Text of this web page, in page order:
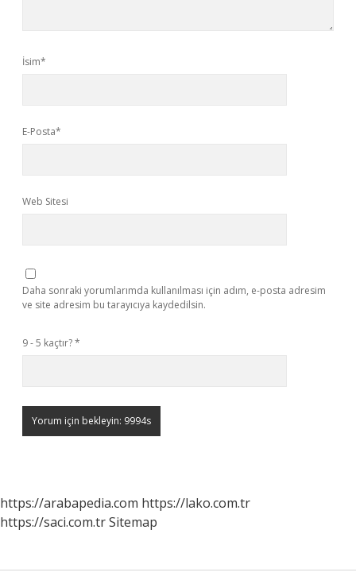
İsim*
E-Posta*
Web Sitesi
Daha sonraki yorumlarımda kullanılması için adım, e-posta adresim
ve site adresim bu tarayıcıya kaydedilsin.
9 - 5 kaçtır?*
https://arabapedia.com https://lako.com.tr
https://saci.com.trSitemap